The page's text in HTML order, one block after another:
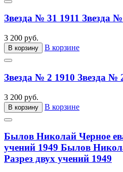
Звезда № 31 1911 Звезда
3 200 руб.
В корзину В корзине
Звезда № 2 1910 Звезда №
3 200 руб.
В корзину В корзине
Былов Николай Черное
учений 1949 Былов
Разрез двух учений 1949